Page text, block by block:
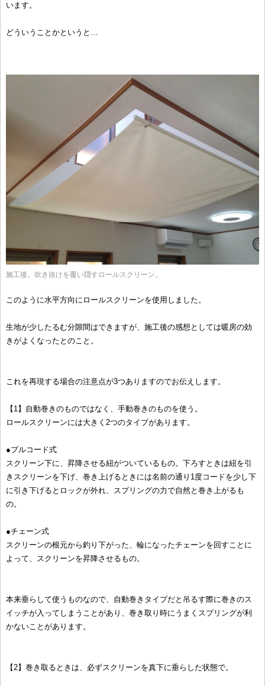
います。
どういうことかというと…
施工後。吹き抜けを覆い隠すロールスクリーン。
このように水平方向にロールスクリーンを使用しました。
生地が少したるむ分隙間はできますが、施工後の感想としては暖房の効
きがよくなったとのこと。
これを再現する場合の注意点が3つありますのでお伝えします。
【1】自動巻きのものではなく、手動巻きのものを使う。
ロールスクリーンには大きく2つのタイプがあります。
●プルコード式
スクリーン下に、昇降させる紐がついているもの。下ろすときは紐を引
きスクリーンを下げ、巻き上げるときには名前の通り1度コードを少し下
に引き下げるとロックが外れ、スプリングの力で自然と巻き上がるも
の。
●チェーン式
スクリーンの根元から釣り下がった、輪になったチェーンを回すことに
よって、スクリーンを昇降させるもの。
本来垂らして使うものなので、自動巻きタイプだと吊るす際に巻きのス
イッチが入ってしまうことがあり、巻き取り時にうまくスプリングが利
かないことがあります。
【2】巻き取るときは、必ずスクリーンを真下に垂らした状態で。